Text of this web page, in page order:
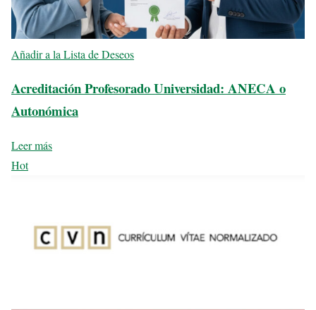
Añadir a la Lista de Deseos
Acreditación Profesorado Universidad: ANECA o
Autonómica
Leer más
Hot